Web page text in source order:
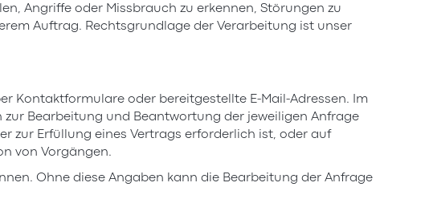
Angriffe oder Missbrauch zu erkennen, Störungen zu
Auftrag. Rechtsgrundlage der Verarbeitung ist unser
Kontaktformulare oder bereitgestellte E-Mail-Adressen. Im
Bearbeitung und Beantwortung der jeweiligen Anfrage
zur Erfüllung eines Vertrags erforderlich ist, oder auf
von Vorgängen.
Ohne diese Angaben kann die Bearbeitung der Anfrage